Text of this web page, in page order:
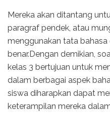
Mereka akan ditantang
paragraf pendek, atau
menggunakan tata bahasa
benar.Dengan demikian,
kelas 3 bertujuan untuk
dalam berbagai aspek
siswa diharapkan dapat
keterampilan mereka